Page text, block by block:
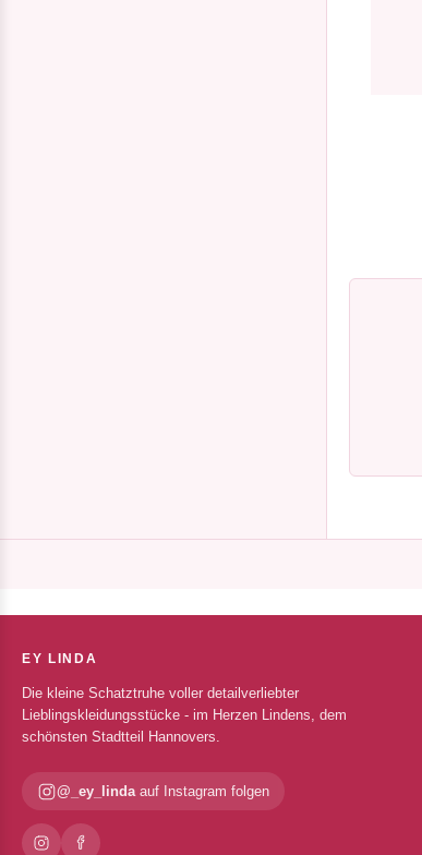
EY LINDA
Die kleine Schatztruhe voller detailverliebter
Lieblingskleidungsstücke - im Herzen Lindens, dem
schönsten Stadtteil Hannovers.
@_ey_lindaauf Instagram folgen